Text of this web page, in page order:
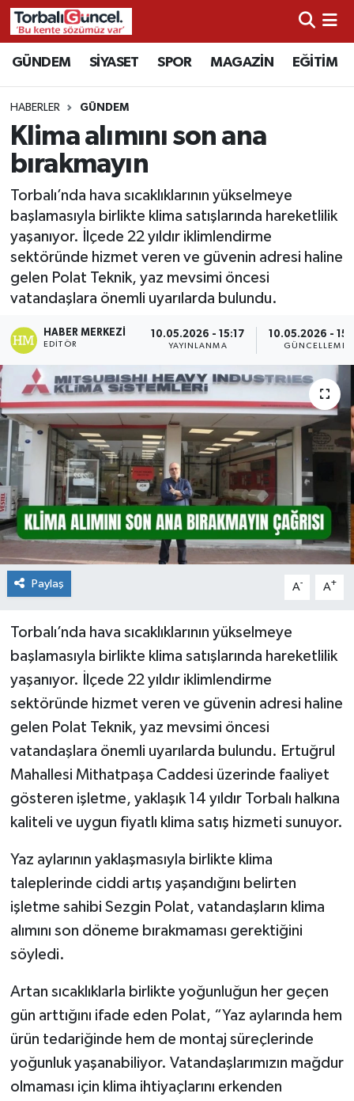
GÜNDEM SİYASET SPOR MAGAZİN EĞİTİM
HABERLER GÜNDEM
Klima alımını son ana
bırakmayın
Torbalı’nda hava sıcaklıklarının yükselmeye
başlamasıyla birlikte klima satışlarında hareketlilik
yaşanıyor. İlçede 22 yıldır iklimlendirme
sektöründe hizmet veren ve güvenin adresi haline
gelen Polat Teknik, yaz mevsimi öncesi
vatandaşlara önemli uyarılarda bulundu.
HABER MERKEZI
EDITÖR
10.05.2026 - 15:17
YAYINLANMA
10.05.2026 -
GÜNCELLEME
Paylaş A- A+
Torbalı’nda hava sıcaklıklarının yükselmeye
başlamasıyla birlikte klima satışlarında hareketlilik
yaşanıyor. İlçede 22 yıldır iklimlendirme
sektöründe hizmet veren ve güvenin adresi haline
gelen Polat Teknik, yaz mevsimi öncesi
vatandaşlara önemli uyarılarda bulundu. Ertuğrul
Mahallesi Mithatpaşa Caddesi üzerinde faaliyet
gösteren işletme, yaklaşık 14 yıldır Torbalı halkına
kaliteli ve uygun fiyatlı klima satış hizmeti sunuyor.
Yaz aylarının yaklaşmasıyla birlikte klima
taleplerinde ciddi artış yaşandığını belirten
işletme sahibi Sezgin Polat, vatandaşların klima
alımını son döneme bırakmaması gerektiğini
söyledi.
Artan sıcaklıklarla birlikte yoğunluğun her geçen
gün arttığını ifade eden Polat, “Yaz aylarında hem
ürün tedariğinde hem de montaj süreçlerinde
yoğunluk yaşanabiliyor. Vatandaşlarımızın mağdur
olmaması için klima ihtiyaçlarını erkenden
İzmir Nöbetçi Eczaneler
İzmir Hava Durumu
İzmir Namaz Vakitleri
İzmir Trafik Yoğunluk Haritası
Süper Lig Puan Durumu ve Fikstür
Tüm Manşetler
Son Dakika Haberleri
Haber Arşivi